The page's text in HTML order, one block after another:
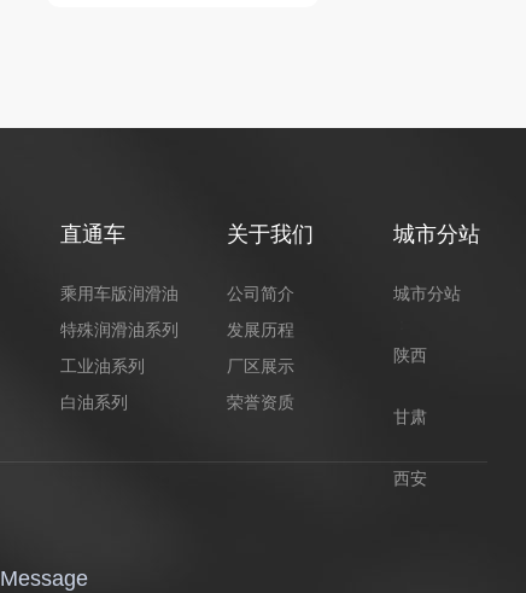
直通车
乘用车版润滑油
特殊润滑油系列
工业油系列
白油系列
关于我们
公司简介
发展历程
厂区展示
荣誉资质
城市分站
城市分站
陕西
甘肃
西安
Message